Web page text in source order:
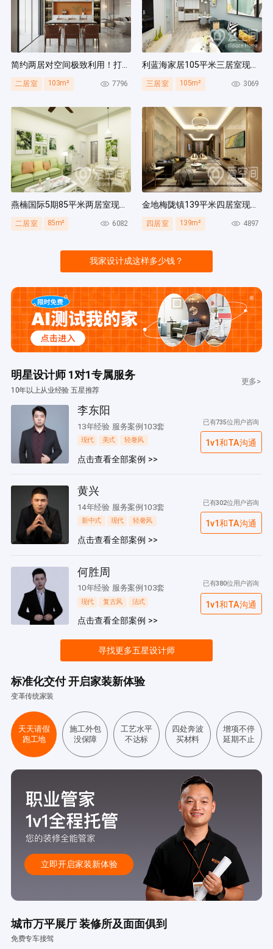
简约两居对空间极致利用！打造多组通顶柜，整齐能装！
二居室 103m² 7796
利蓝海家居105平米三居室现代简约风装修案例
三居室 105m² 3069
燕楠国际5期85平米两居室现代简约风装修案例
二居室 85m² 6082
金地梅陇镇139平米四居室现代简约风装修案例
四居室 139m² 4897
我家设计成这样多少钱？
明星设计师 1对1专属服务
10年以上从业经验 五星推荐
更多>
李东阳
13年经验 服务案例103套
现代 美式 轻奢风
点击查看全部案例 >>
已有735位用户咨询
1v1和TA沟通
黄兴
14年经验 服务案例103套
新中式 现代 轻奢风
点击查看全部案例 >>
已有302位用户咨询
1v1和TA沟通
何胜周
10年经验 服务案例103套
现代 复古风 法式
点击查看全部案例 >>
已有380位用户咨询
1v1和TA沟通
寻找更多五星设计师
标准化交付 开启家装新体验
变革传统家装
天天请假
跑工地
施工外包
没保障
工艺水平
不达标
四处奔波
买材料
增项不停
延期不止
立即开启家装新体验
城市万平展厅 装修所及面面俱到
免费专车接驾